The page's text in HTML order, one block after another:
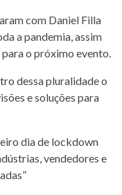
com Daniel Filla
a pandemia, assim
o próximo evento.
dessa pluralidade o
e soluções para
dia de lockdown
vendedores e